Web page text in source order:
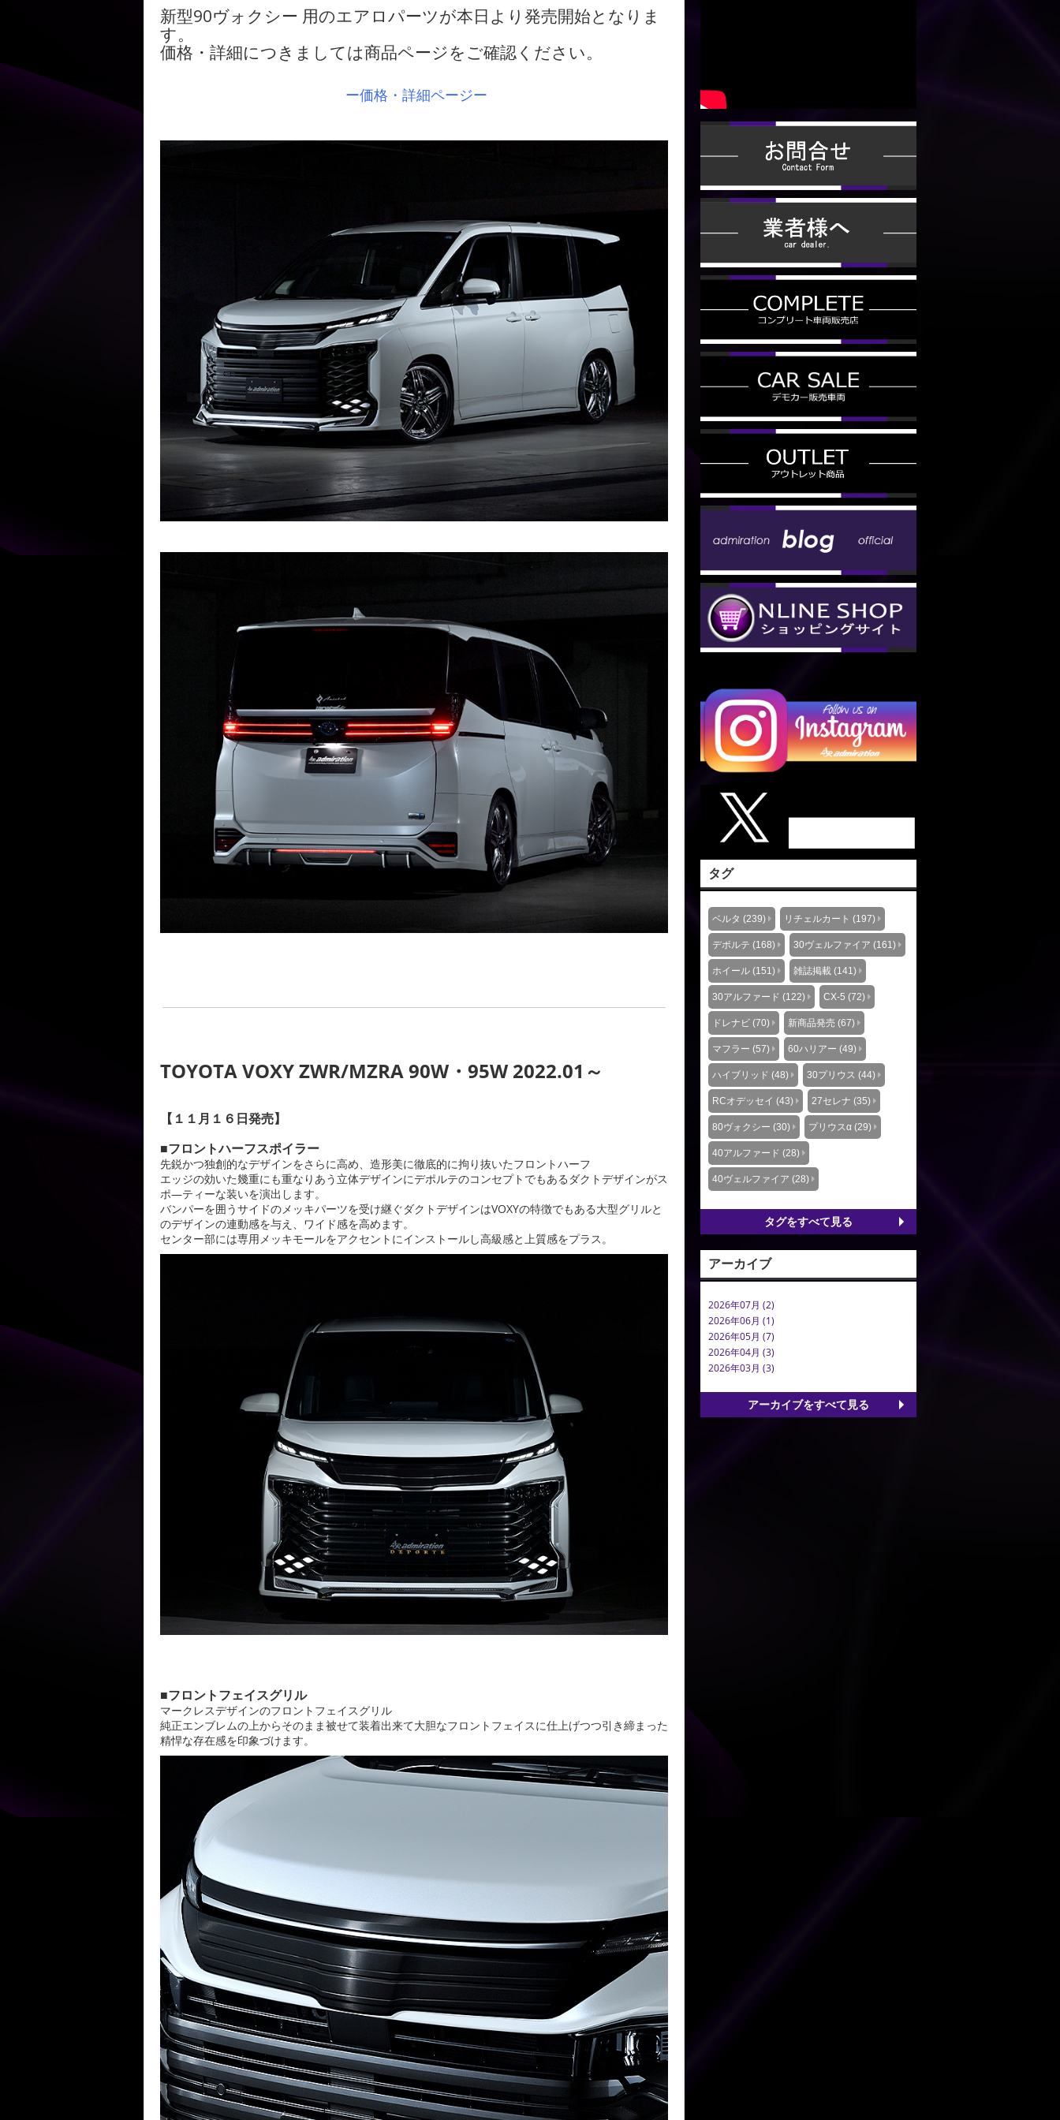
新型90ヴォクシー 用のエアロパーツが本日より発売開始となりま
す。
価格・詳細につきましては商品ページをご確認ください。
ー価格・詳細ページー
TOYOTA VOXY ZWR/MZRA 90W・95W 2022.01～
【１１月１６日発売】
■フロントハーフスポイラー
先鋭かつ独創的なデザインをさらに高め、造形美に徹底的に拘り抜いたフロントハーフ
エッジの効いた幾重にも重なりあう立体デザインにデポルテのコンセプトでもあるダクトデザインがス
ポ―ティーな装いを演出します。
バンパーを囲うサイドのメッキパーツを受け継ぐダクトデザインはVOXYの特徴でもある大型グリルと
のデザインの連動感を与え、ワイド感を高めます。
センター部には専用メッキモールをアクセントにインストールし高級感と上質感をプラス。
■フロントフェイスグリル
マークレスデザインのフロントフェイスグリル
純正エンブレムの上からそのまま被せて装着出来て大胆なフロントフェイスに仕上げつつ引き締まった
精悍な存在感を印象づけます。
タグ
ベルタ (239) リチェルカート (197)
デポルテ (168) 30ヴェルファイア (161)
ホイール (151) 雑誌掲載 (141)
30アルファード (122) CX-5 (72)
ドレナビ (70) 新商品発売 (67)
マフラー (57) 60ハリアー (49)
ハイブリッド (48) 30プリウス (44)
RCオデッセイ (43) 27セレナ (35)
80ヴォクシー (30) プリウスα (29)
40アルファード (28)
40ヴェルファイア (28)
タグをすべて見る
アーカイブ
2026年07月 (2)
2026年06月 (1)
2026年05月 (7)
2026年04月 (3)
2026年03月 (3)
アーカイブをすべて見る